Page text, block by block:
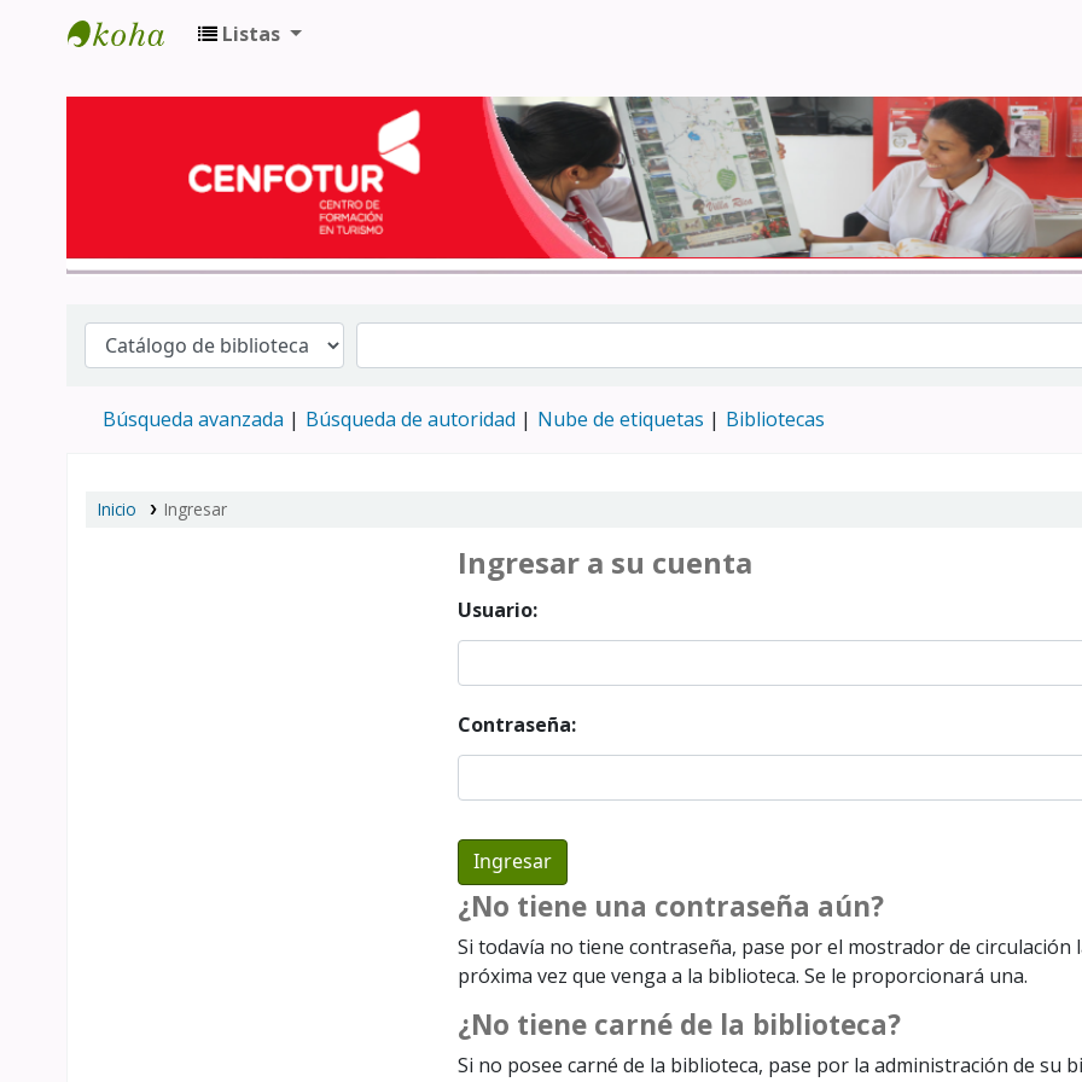
Listas
Búsqueda avanzada Búsqueda de autoridad Nube de etiquetas Bibliotecas
Inicio Ingresar
Ingresar a su cuenta
Usuario:
Contraseña:
¿No tiene una contraseña aún?
Si todavía no tiene contraseña, pase por el mostrador de circulación
próxima vez que venga a la biblioteca. Se le proporcionará una.
¿No tiene carné de la biblioteca?
Si no posee carné de la biblioteca, pase por la administración de su